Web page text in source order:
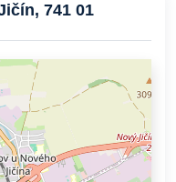
741 01